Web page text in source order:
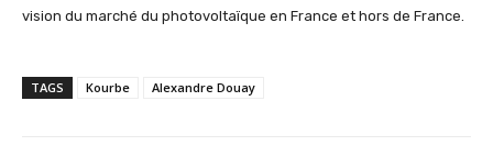
vision du marché du photovoltaïque en France et hors de France.
TAGS Kourbe Alexandre Douay